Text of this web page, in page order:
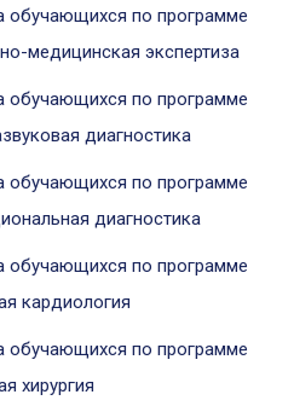
обучающихся по программе
медицинская экспертиза
обучающихся по программе
диагностика
обучающихся по программе
диагностика
обучающихся по программе
кардиология
обучающихся по программе
хирургия